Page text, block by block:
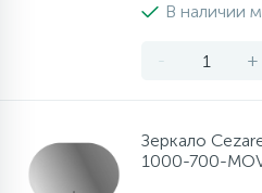
В наличии
- +
Зеркало
1000-700-